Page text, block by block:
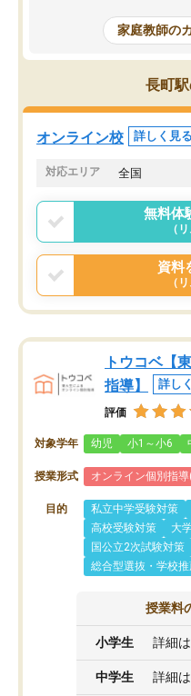
めて1年ほどだった今では
科目が増えてきました！
であるので無料の週末教室
がら頑張って欲しいと思い
家庭教師の
長町
オンライン校 詳しく見る
対応エリア 全国
無料体
（
資料
（
トウコベ【
指導】
詳し
評価
対象学年 幼児 小1～小6
授業形式 オンライン個別指
目的 私立中学受験対策
高校受験対策
大
国公立2次試験対策
総合型選抜・学校
授業料
小学生 詳細
中学生 詳細